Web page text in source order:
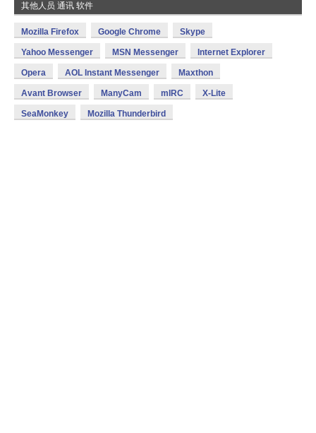
其他人员 通讯 软件
Mozilla Firefox Google Chrome Skype
Yahoo Messenger MSN Messenger Internet Explorer
Opera AOL Instant Messenger Maxthon
Avant Browser ManyCam mIRC X-Lite
SeaMonkey Mozilla Thunderbird